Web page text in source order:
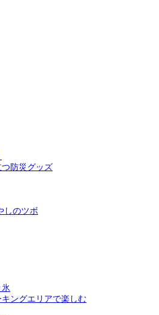
防災グッズ
しのツボ
ングエリアで楽しむ